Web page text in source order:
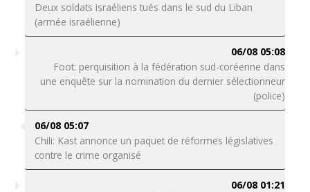
Deux soldats israéliens tués dans le sud du Liban
(armée israélienne)
06/08 05:08
Foot: perquisition à la fédération sud-coréenne dans
une enquête sur la nomination du dernier sélectionneur
(police)
06/08 05:07
Chili: Kast annonce un paquet de réformes législatives
contre le crime organisé
06/08 01:21